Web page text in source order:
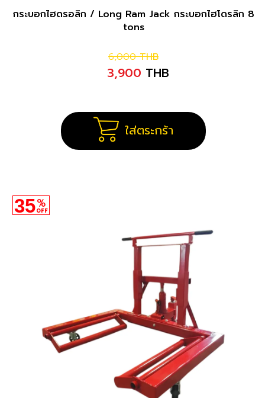
กระบอกไฮดรอลิก / Long Ram Jack กระบอกไฮโดรลิก 8
tons
6,000 THB
3,900 THB
ใส่ตระกร้า
35%
OFF